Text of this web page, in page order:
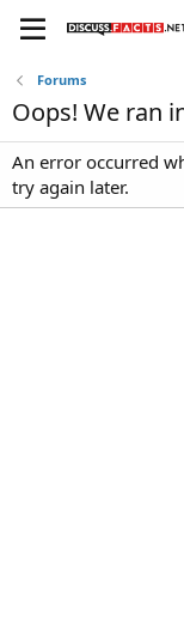
Forums
Oops! We ran
An error occurred
try again later.